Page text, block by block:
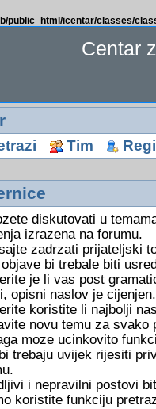
public_html/icentar/classes/
Centar
Tim
diskutovati u
izrazena na forumu.
zadrzati prijateljski
bi trebale biti
je li vas post
opisni naslov je cijenjen.
koristite li najbolji
novu temu za
moze ucinkovito
trebaju uvijek rijesiti
i nepravilni postovi
koristite funkciju